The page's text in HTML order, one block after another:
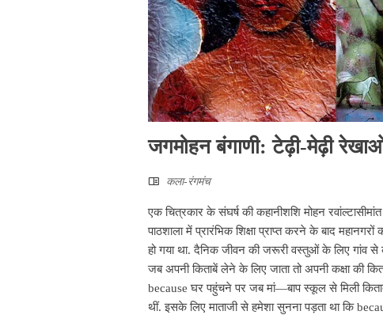
जगमोहन बंगाणी: टेढ़ी-मेढ़ी
कला-रंगमंच
एक चित्रकार के संघर्ष की कहानीशशि मोहन
पाठशाला में प्रारंभिक शिक्षा प्राप्त करने के बाद
हो गया था. दैनिक जीवन की जरूरी वस्तुओं के लिए गांव
जब अपनी किताबें लेने के लिए जाता तो अपनी कक्षा की
because घर पहुंचने पर जब मां—बाप स्कूल से मिली
थीं. इसके लिए माताजी से हमेशा सुनना पड़ता था कि